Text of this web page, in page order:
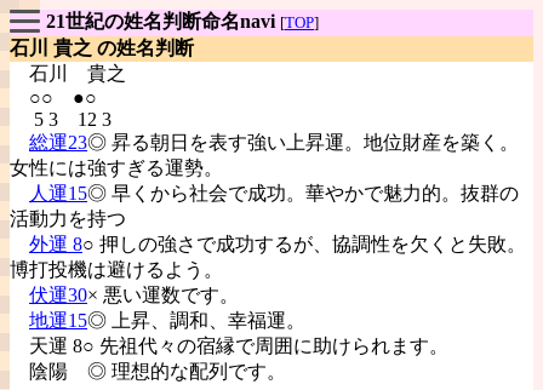
21世紀の姓名判断命名navi [TOP]
石川 貴之 の姓名判断
石川 貴之
○○ ●○
5 3 12 3
総運23◎ 昇る朝日を表す強い上昇運。地位財産を築く。
女性には強すぎる運勢。
人運15◎ 早くから社会で成功。華やかで魅力的。抜群の
活動力を持つ
外運 8○ 押しの強さで成功するが、協調性を欠くと失敗。
博打投機は避けるよう。
伏運30× 悪い運数です。
地運15◎ 上昇、調和、幸福運。
天運 8○ 先祖代々の宿縁で周囲に助けられます。
陰陽 ◎ 理想的な配列です。